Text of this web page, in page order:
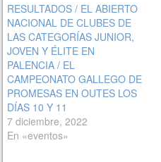
RESULTADOS / EL ABIERTO
NACIONAL DE CLUBES DE
LAS CATEGORÍAS JUNIOR,
JOVEN Y ÉLITE EN
PALENCIA / EL
CAMPEONATO GALLEGO DE
PROMESAS EN OUTES LOS
DÍAS 10 Y 11
7 diciembre, 2022
En «eventos»